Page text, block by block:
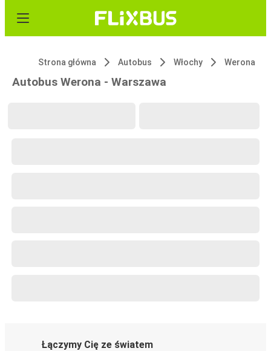
Strona główna Autobus Włochy Werona
Autobus Werona - Warszawa
Łączymy Cię ze światem